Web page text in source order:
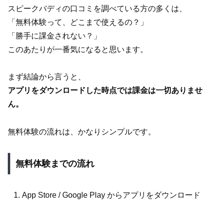
スピークバディの口コミを調べている方の多くは、
「無料体験って、どこまで使えるの？」
「勝手に課金されない？」
このあたりが一番気になると思います。
まず結論から言うと、
アプリをダウンロードした時点では課金は一切ありませ
ん。
無料体験の流れは、かなりシンプルです。
無料体験までの流れ
App Store / Google Play からアプリをダウンロード